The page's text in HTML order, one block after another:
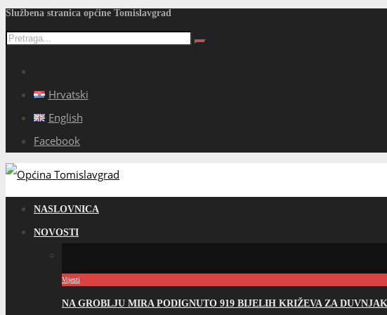
Službena stranica općine Tomislavgrad
Hrvatski
English
Facebook
NASLOVNICA
NOVOSTI
Vijesti
NA GROBLJU MIRA PODIGNUTO 919 BIJELIH KRIŽEVA ZA